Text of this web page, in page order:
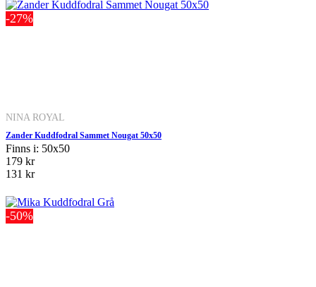
-27%
NINA ROYAL
Zander Kuddfodral Sammet Nougat 50x50
Finns i: 50x50
179 kr
131 kr
-50%